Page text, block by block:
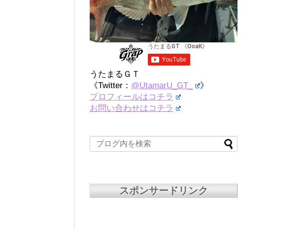
うたまるＧＴ
《Twitter： @UtamarU_GT_
》
プロフィールはコチラ
お問い合わせはコチラ
スポンサードリンク